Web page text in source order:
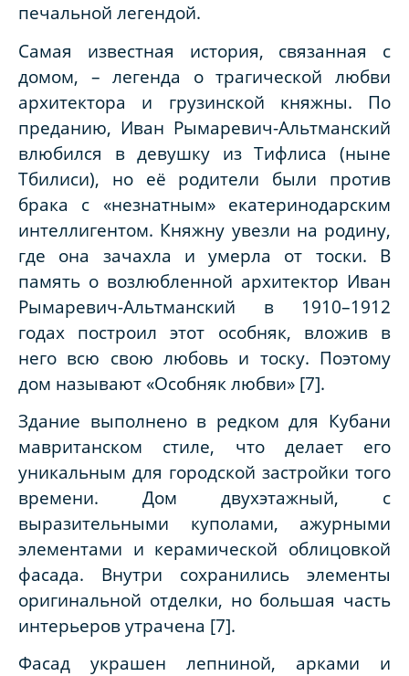
печальной легендой.
Самая известная история, связанная с
домом, – легенда о трагической любви
архитектора и грузинской княжны. По
преданию, Иван Рымаревич-Альтманский
влюбился в девушку из Тифлиса (ныне
Тбилиси), но её родители были против
брака с «незнатным» екатеринодарским
интеллигентом. Княжну увезли на родину,
где она зачахла и умерла от тоски. В
память о возлюбленной архитектор Иван
Рымаревич-Альтманский в 1910–1912
годах построил этот особняк, вложив в
него всю свою любовь и тоску. Поэтому
дом называют «Особняк любви» [7].
Здание выполнено в редком для Кубани
мавританском стиле, что делает его
уникальным для городской застройки того
времени. Дом двухэтажный, с
выразительными куполами, ажурными
элементами и керамической облицовкой
фасада. Внутри сохранились элементы
оригинальной отделки, но большая часть
интерьеров утрачена [7].
Фасад украшен лепниной, арками и